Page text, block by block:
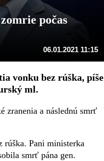
počas
06.01.2021 11:15
vonku bez rúška, píše
ml.
zranenia a následnú smrť
Pani ministerka
smrť pána gen.